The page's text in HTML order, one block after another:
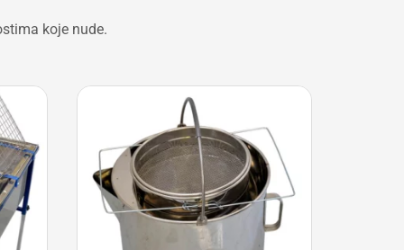
koje nude.